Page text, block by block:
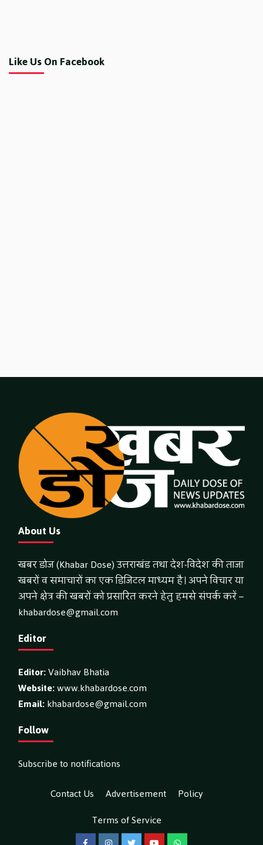
Like Us On Facebook
About Us
खबर डोज (Khabar Dose) उत्तराखंड तथा देश-विदेश की ताजा
खबरों व समाचारों का एक डिजिटल माध्यम है। अपने विचार या
अपने क्षेत्र की खबरों को प्रसारित करने हेतु हमसे संपर्क करें –
khabardose@gmail.com
Editor
Editor:Vaibhav Bhatia
Website:www.khabardose.com
Email:khabardose@gmail.com
Follow
Subscribe to notifications
Contact Us
Advertisement
Policy
Terms of Service